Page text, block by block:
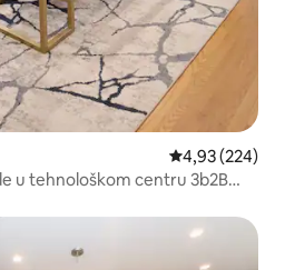
Prosječna
4,93 (224)
u tehnološkom centru 3b2B
s oznakom „Odabrali gosti”